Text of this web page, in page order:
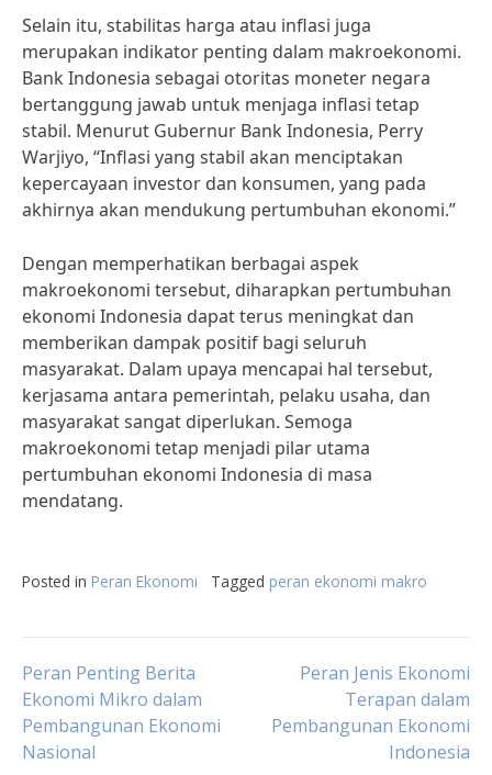
Selain itu, stabilitas harga atau inflasi juga
merupakan indikator penting dalam makroekonomi.
Bank Indonesia sebagai otoritas moneter negara
bertanggung jawab untuk menjaga inflasi tetap
stabil. Menurut Gubernur Bank Indonesia, Perry
Warjiyo, “Inflasi yang stabil akan menciptakan
kepercayaan investor dan konsumen, yang pada
akhirnya akan mendukung pertumbuhan ekonomi.”
Dengan memperhatikan berbagai aspek
makroekonomi tersebut, diharapkan pertumbuhan
ekonomi Indonesia dapat terus meningkat dan
memberikan dampak positif bagi seluruh
masyarakat. Dalam upaya mencapai hal tersebut,
kerjasama antara pemerintah, pelaku usaha, dan
masyarakat sangat diperlukan. Semoga
makroekonomi tetap menjadi pilar utama
pertumbuhan ekonomi Indonesia di masa
mendatang.
Posted in Peran Ekonomi Tagged peran ekonomi makro
Post
navigation
Peran Penting Berita
Ekonomi Mikro dalam
Pembangunan Ekonomi
Nasional
Peran Jenis Ekonomi
Terapan dalam
Pembangunan Ekonomi
Indonesia